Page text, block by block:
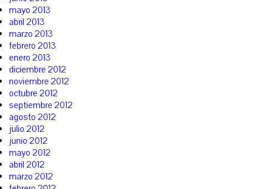
mayo 2013
abril 2013
marzo 2013
febrero 2013
enero 2013
diciembre 2012
noviembre 2012
octubre 2012
septiembre 2012
agosto 2012
julio 2012
junio 2012
mayo 2012
abril 2012
marzo 2012